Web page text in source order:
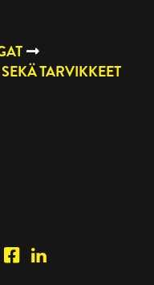
TARVIKKEET
Piipposhop.com
Manilla